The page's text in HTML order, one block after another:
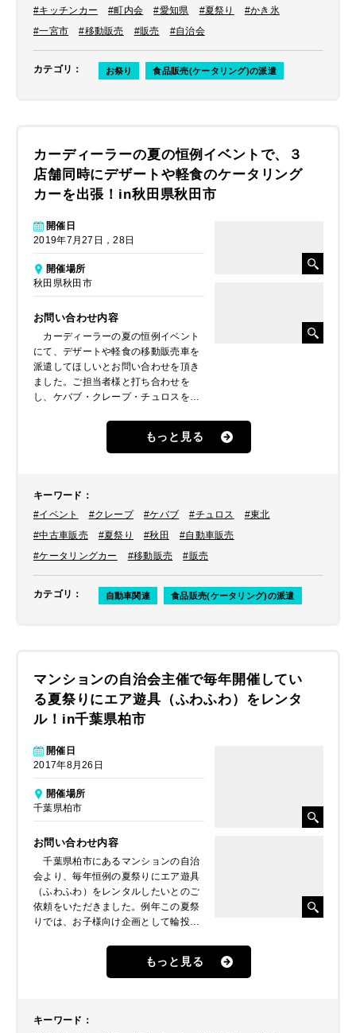
#キッチンカー #町内会 #愛知県 #夏祭り
#かき氷
#一宮市
#移動販売 #販売 #自治会
カテゴリ ： お祭り 食品販売(ケータリング)の派遣
カーディーラーの夏の恒例イベントで、３
店舗同時にデザートや軽食のケータリング
カーを出張！in秋田県秋田市
開催日
2019年7月27日，28日
開催場所
秋田県秋田市
お問い合わせ内容
カーディーラーの夏の恒例イベント
にて、デザートや軽食の移動販売車を
派遣してほしいとお問い合わせを頂き
ました。ご担当者様と打ち合わせを
し、ケバブ・クレープ・チュロスを3
ングカーをご手配することになりまし
もっと見る
キーワード ：
#イベント
#クレープ #ケバブ #チュロス
#東北
#中古車販売
#夏祭り #秋田
#自動車販売
#ケータリングカー
#移動販売 #販売
カテゴリ ： 自動車関連 食品販売(ケータリング)の派遣
マンションの自治会主催で毎年開催してい
る夏祭りにエア遊具（ふわふわ）をレンタ
ル！in千葉県柏市
開催日
2017年8月26日
開催場所
千葉県柏市
お問い合わせ内容
千葉県柏市にあるマンションの自治
会より、毎年恒例の夏祭りにエア遊具
（ふわふわ）をレンタルしたいとのご
依頼をいただきました。例年この夏祭
りでは、お子様向け企画として輪投げ
ですが、マンネリ化してきたため新し
いものを取り入れたいと思い探してい
もっと見る
キーワード ：